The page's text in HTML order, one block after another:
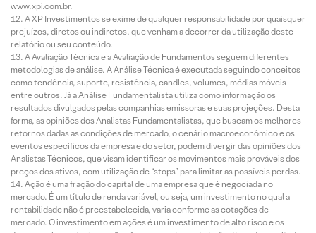
www.xpi.com.br.
A XP Investimentos se exime de qualquer responsabilidade por quaisquer
prejuízos, diretos ou indiretos, que venham a decorrer da utilização deste
relatório ou seu conteúdo.
A Avaliação Técnica e a Avaliação de Fundamentos seguem diferentes
metodologias de análise. A Análise Técnica é executada seguindo conceitos
como tendência, suporte, resistência, candles, volumes, médias móveis
entre outros. Já a Análise Fundamentalista utiliza como informação os
resultados divulgados pelas companhias emissoras e suas projeções. Desta
forma, as opiniões dos Analistas Fundamentalistas, que buscam os melhores
retornos dadas as condições de mercado, o cenário macroeconômico e os
eventos específicos da empresa e do setor, podem divergir das opiniões dos
Analistas Técnicos, que visam identificar os movimentos mais prováveis dos
preços dos ativos, com utilização de “stops” para limitar as possíveis perdas.
Ação é uma fração do capital de uma empresa que é negociada no
mercado. É um título de renda variável, ou seja, um investimento no qual a
rentabilidade não é preestabelecida, varia conforme as cotações de
mercado. O investimento em ações é um investimento de alto risco e os